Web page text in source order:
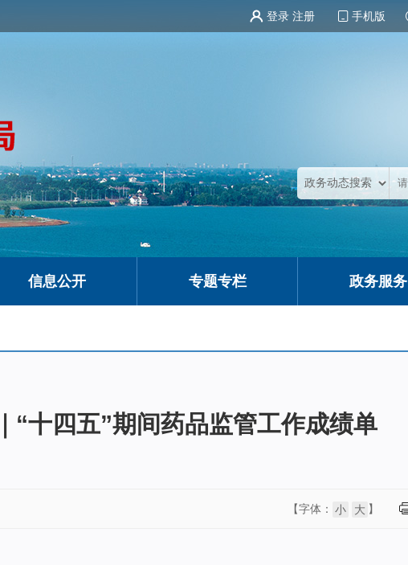
登录 注册 手机版
信息公开 专题专栏 政务服务
“十四五”期间药品监管工作成绩单
【字体： 小 大 】